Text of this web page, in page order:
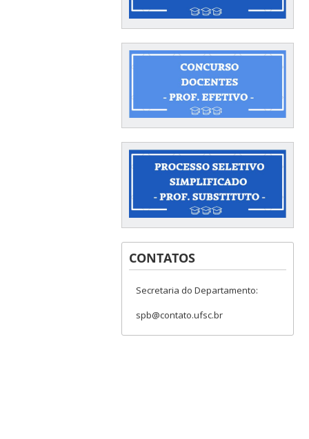
CONTATOS
Secretaria do Departamento:
spb@contato.ufsc.br